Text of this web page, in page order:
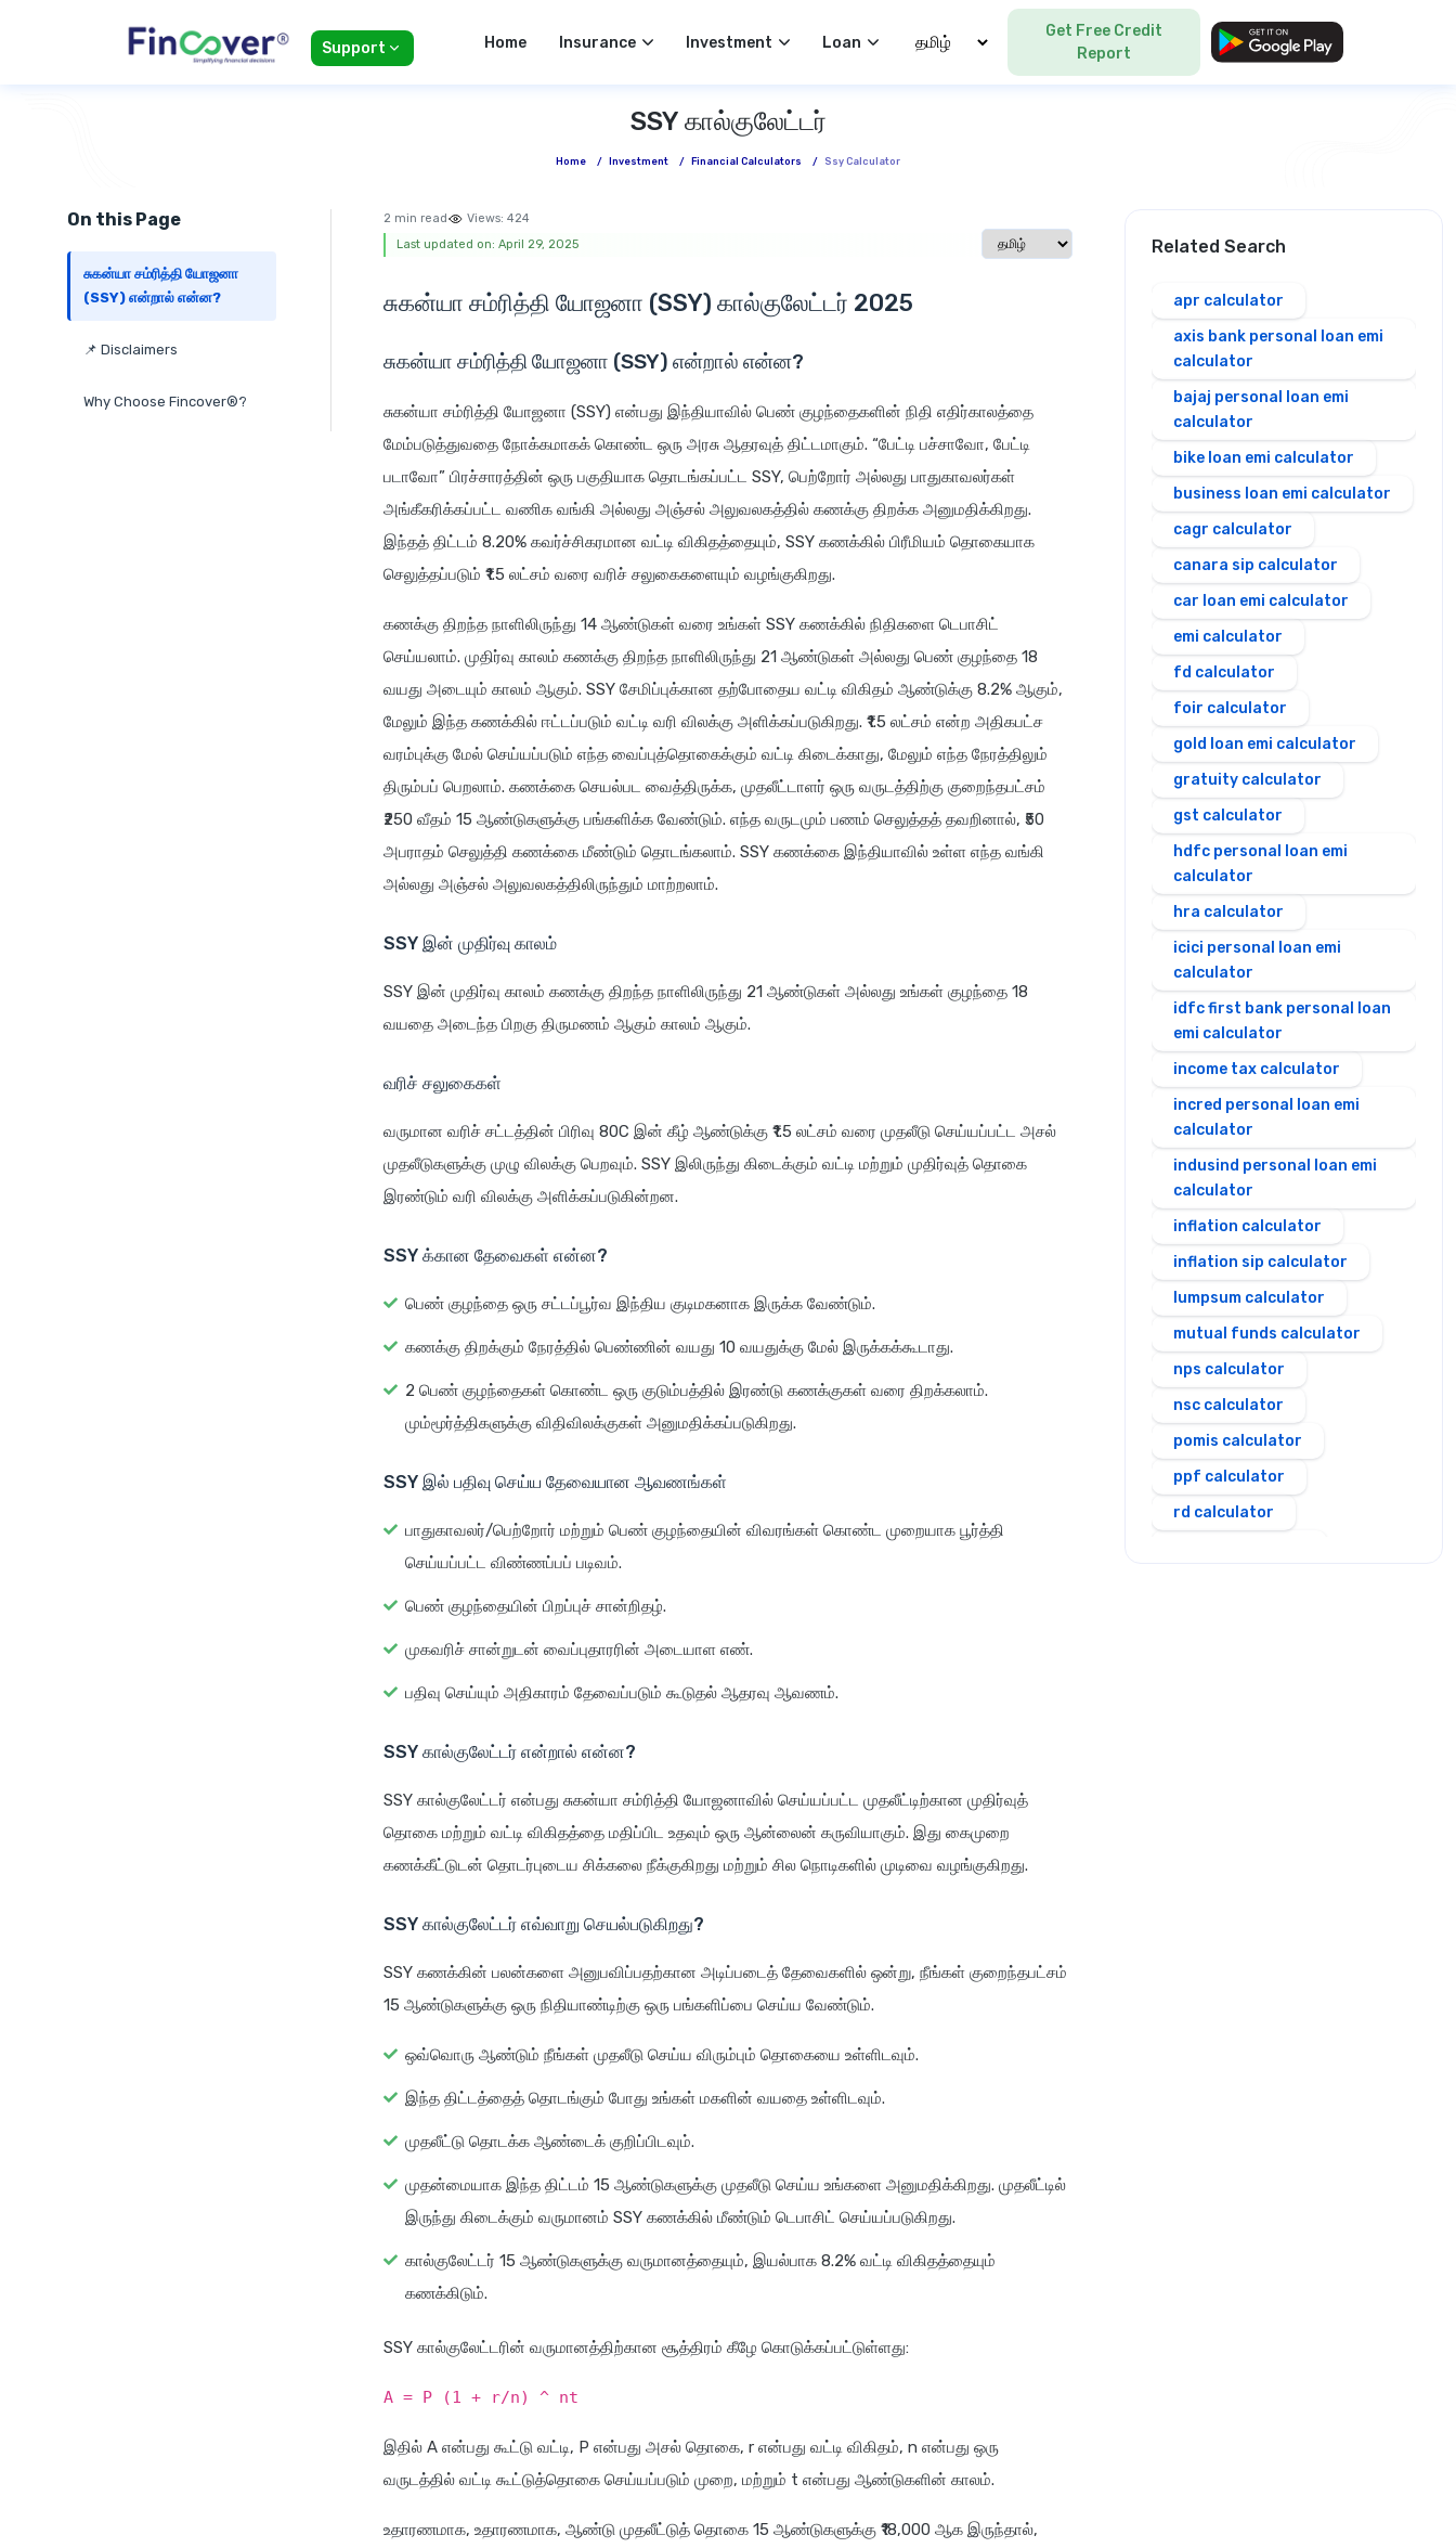
Support Home Insurance Investment Loan Select Language
Get Free Credit
Report
SSY கால்குலேட்டர்
Home / Investment / Financial Calculators / Ssy Calculator
On this Page
சுகன்யா சம்ரித்தி யோஜனா
(SSY) என்றால் என்ன?
📌 Disclaimers
Why Choose Fincover®?
2 min read Views: 424
Select language
Last updated on: April 29, 2025
சுகன்யா சம்ரித்தி யோஜனா (SSY) கால்குலேட்டர் 2025
சுகன்யா சம்ரித்தி யோஜனா (SSY) என்றால் என்ன?
சுகன்யா சம்ரித்தி யோஜனா (SSY) என்பது இந்தியாவில் பெண் குழந்தைகளின் நிதி எதிர்காலத்தை
மேம்படுத்துவதை நோக்கமாகக் கொண்ட ஒரு அரசு ஆதரவுத் திட்டமாகும். “பேட்டி பச்சாவோ, பேட்டி
படாவோ” பிரச்சாரத்தின் ஒரு பகுதியாக தொடங்கப்பட்ட SSY, பெற்றோர் அல்லது பாதுகாவலர்கள்
அங்கீகரிக்கப்பட்ட வணிக வங்கி அல்லது அஞ்சல் அலுவலகத்தில் கணக்கு திறக்க அனுமதிக்கிறது.
இந்தத் திட்டம் 8.20% கவர்ச்சிகரமான வட்டி விகிதத்தையும், SSY கணக்கில் பிரீமியம் தொகையாக
செலுத்தப்படும் ₹1.5 லட்சம் வரை வரிச் சலுகைகளையும் வழங்குகிறது.
கணக்கு திறந்த நாளிலிருந்து 14 ஆண்டுகள் வரை உங்கள் SSY கணக்கில் நிதிகளை டெபாசிட்
செய்யலாம். முதிர்வு காலம் கணக்கு திறந்த நாளிலிருந்து 21 ஆண்டுகள் அல்லது பெண் குழந்தை 18
வயது அடையும் காலம் ஆகும். SSY சேமிப்புக்கான தற்போதைய வட்டி விகிதம் ஆண்டுக்கு 8.2% ஆகும்,
மேலும் இந்த கணக்கில் ஈட்டப்படும் வட்டி வரி விலக்கு அளிக்கப்படுகிறது. ₹1.5 லட்சம் என்ற அதிகபட்ச
வரம்புக்கு மேல் செய்யப்படும் எந்த வைப்புத்தொகைக்கும் வட்டி கிடைக்காது, மேலும் எந்த நேரத்திலும்
திரும்பப் பெறலாம். கணக்கை செயல்பட வைத்திருக்க, முதலீட்டாளர் ஒரு வருடத்திற்கு குறைந்தபட்சம்
₹250 வீதம் 15 ஆண்டுகளுக்கு பங்களிக்க வேண்டும். எந்த வருடமும் பணம் செலுத்தத் தவறினால், ₹50
அபராதம் செலுத்தி கணக்கை மீண்டும் தொடங்கலாம். SSY கணக்கை இந்தியாவில் உள்ள எந்த வங்கி
அல்லது அஞ்சல் அலுவலகத்திலிருந்தும் மாற்றலாம்.
SSY இன் முதிர்வு காலம்
SSY இன் முதிர்வு காலம் கணக்கு திறந்த நாளிலிருந்து 21 ஆண்டுகள் அல்லது உங்கள் குழந்தை 18
வயதை அடைந்த பிறகு திருமணம் ஆகும் காலம் ஆகும்.
வரிச் சலுகைகள்
வருமான வரிச் சட்டத்தின் பிரிவு 80C இன் கீழ் ஆண்டுக்கு ₹1.5 லட்சம் வரை முதலீடு செய்யப்பட்ட அசல்
முதலீடுகளுக்கு முழு விலக்கு பெறவும். SSY இலிருந்து கிடைக்கும் வட்டி மற்றும் முதிர்வுத் தொகை
இரண்டும் வரி விலக்கு அளிக்கப்படுகின்றன.
SSY க்கான தேவைகள் என்ன?
பெண் குழந்தை ஒரு சட்டப்பூர்வ இந்திய குடிமகனாக இருக்க வேண்டும்.
கணக்கு திறக்கும் நேரத்தில் பெண்ணின் வயது 10 வயதுக்கு மேல் இருக்கக்கூடாது.
2 பெண் குழந்தைகள் கொண்ட ஒரு குடும்பத்தில் இரண்டு கணக்குகள் வரை திறக்கலாம்.
மும்மூர்த்திகளுக்கு விதிவிலக்குகள் அனுமதிக்கப்படுகிறது.
SSY இல் பதிவு செய்ய தேவையான ஆவணங்கள்
பாதுகாவலர்/பெற்றோர் மற்றும் பெண் குழந்தையின் விவரங்கள் கொண்ட முறையாக பூர்த்தி
செய்யப்பட்ட விண்ணப்பப் படிவம்.
பெண் குழந்தையின் பிறப்புச் சான்றிதழ்.
முகவரிச் சான்றுடன் வைப்புதாரரின் அடையாள எண்.
பதிவு செய்யும் அதிகாரம் தேவைப்படும் கூடுதல் ஆதரவு ஆவணம்.
SSY கால்குலேட்டர் என்றால் என்ன?
SSY கால்குலேட்டர் என்பது சுகன்யா சம்ரித்தி யோஜனாவில் செய்யப்பட்ட முதலீட்டிற்கான முதிர்வுத்
தொகை மற்றும் வட்டி விகிதத்தை மதிப்பிட உதவும் ஒரு ஆன்லைன் கருவியாகும். இது கைமுறை
கணக்கீட்டுடன் தொடர்புடைய சிக்கலை நீக்குகிறது மற்றும் சில நொடிகளில் முடிவை வழங்குகிறது.
SSY கால்குலேட்டர் எவ்வாறு செயல்படுகிறது?
SSY கணக்கின் பலன்களை அனுபவிப்பதற்கான அடிப்படைத் தேவைகளில் ஒன்று, நீங்கள் குறைந்தபட்சம்
15 ஆண்டுகளுக்கு ஒரு நிதியாண்டிற்கு ஒரு பங்களிப்பை செய்ய வேண்டும்.
ஒவ்வொரு ஆண்டும் நீங்கள் முதலீடு செய்ய விரும்பும் தொகையை உள்ளிடவும்.
இந்த திட்டத்தைத் தொடங்கும் போது உங்கள் மகளின் வயதை உள்ளிடவும்.
முதலீட்டு தொடக்க ஆண்டைக் குறிப்பிடவும்.
முதன்மையாக இந்த திட்டம் 15 ஆண்டுகளுக்கு முதலீடு செய்ய உங்களை அனுமதிக்கிறது. முதலீட்டில்
இருந்து கிடைக்கும் வருமானம் SSY கணக்கில் மீண்டும் டெபாசிட் செய்யப்படுகிறது.
கால்குலேட்டர் 15 ஆண்டுகளுக்கு வருமானத்தையும், இயல்பாக 8.2% வட்டி விகிதத்தையும்
கணக்கிடும்.
SSY கால்குலேட்டரின் வருமானத்திற்கான சூத்திரம் கீழே கொடுக்கப்பட்டுள்ளது:
A = P (1 + r/n) ^ nt
இதில் A என்பது கூட்டு வட்டி, P என்பது அசல் தொகை, r என்பது வட்டி விகிதம், n என்பது ஒரு
வருடத்தில் வட்டி கூட்டுத்தொகை செய்யப்படும் முறை, மற்றும் t என்பது ஆண்டுகளின் காலம்.
உதாரணமாக, உதாரணமாக, ஆண்டு முதலீட்டுத் தொகை 15 ஆண்டுகளுக்கு ₹18,000 ஆக இருந்தால்,
Related Search
apr calculator
axis bank personal loan emi
calculator
bajaj personal loan emi
calculator
bike loan emi calculator
business loan emi calculator
cagr calculator
canara sip calculator
car loan emi calculator
emi calculator
fd calculator
foir calculator
gold loan emi calculator
gratuity calculator
gst calculator
hdfc personal loan emi
calculator
hra calculator
icici personal loan emi
calculator
idfc first bank personal loan
emi calculator
income tax calculator
incred personal loan emi
calculator
indusind personal loan emi
calculator
inflation calculator
inflation sip calculator
lumpsum calculator
mutual funds calculator
nps calculator
nsc calculator
pomis calculator
ppf calculator
rd calculator